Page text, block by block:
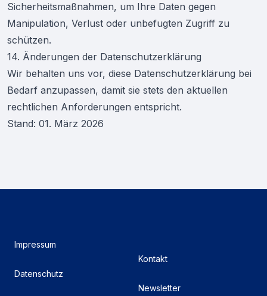
Sicherheitsmaßnahmen, um Ihre Daten gegen
Manipulation, Verlust oder unbefugten Zugriff zu
schützen.
14. Änderungen der Datenschutzerklärung
Wir behalten uns vor, diese Datenschutzerklärung bei
Bedarf anzupassen, damit sie stets den aktuellen
rechtlichen Anforderungen entspricht.
Stand: 01. März 2026
Impressum
Datenschutz
Kontakt
Newsletter